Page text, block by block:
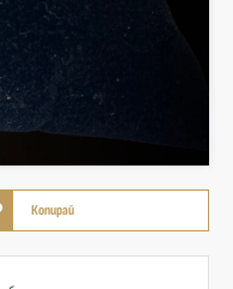
Копирай